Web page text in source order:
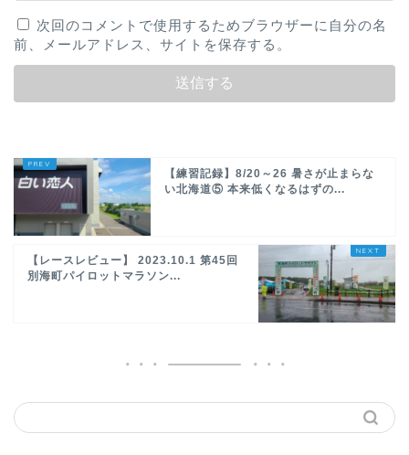
次回のコメントで使用するためブラウザーに自分の名
前、メールアドレス、サイトを保存する。
【練習記録】8/20～26 暑さが止まらな
い北海道⑤ 本来低くなるはずの...
【レースレビュー】 2023.10.1 第45回
別海町パイロットマラソン...